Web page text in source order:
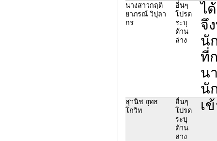
นางสาวกฤติ
ยาภรณ์ วิปุลา
กร
อื่นๆ
โปรด
ระบุ
ด้าน
ล่าง
ไ
จึ
นั
ที่
น
นั
สุวนิช ยุทธ
โกวิท
อื่นๆ
โปรด
ระบุ
ด้าน
ล่าง
เ